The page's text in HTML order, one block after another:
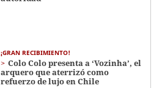
¡GRAN RECIBIMIENTO!
Colo Colo presenta a ‘Vozinha’, el
arquero que aterrizó como
refuerzo de lujo en Chile